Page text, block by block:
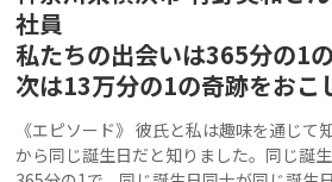
社員
私たちの出会いは365分の1
次は13万分の1の奇跡をおこ
《エピソード》 彼氏と私は趣味を通じて
から同じ誕生日だと知りました。同じ誕